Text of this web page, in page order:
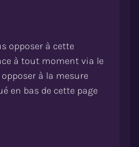
opposer à cette
à tout moment via le
à la mesure